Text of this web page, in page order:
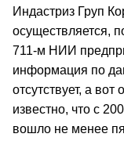
Индастриз Груп
осуществляется,
711-м НИИ
информация по
отсутствует, а
известно, что с
вошло не менее